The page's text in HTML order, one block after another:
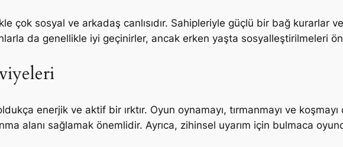
çok sosyal ve arkadaş canlısıdır. Sahipleriyle güçlü bir bağ kurarlar
da genellikle iyi geçinirler, ancak erken yaşta sosyalleştirilmeleri
enerjik ve aktif bir ırktır. Oyun oynamayı, tırmanmayı ve
alanı sağlamak önemlidir. Ayrıca, zihinsel uyarım için bulmaca